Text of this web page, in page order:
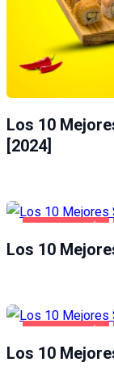
Los 10
[2024]
Los 10
Los 10